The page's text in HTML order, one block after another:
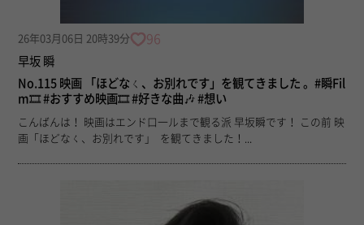
26年03月06日 20時39分 96
早坂 瞬
No.115 映画 「ほどなㄑ、お別れです」を観てきました 。#瞬Fil
m🎞️ #おすすめ映画🎞️ #好きな曲🎶 #想い
こんばんは！ 映画はエンド口一ルまで観る派 早坂瞬です！ この前 映
画「ほどなㄑ、お別れです」 を観てきました！...